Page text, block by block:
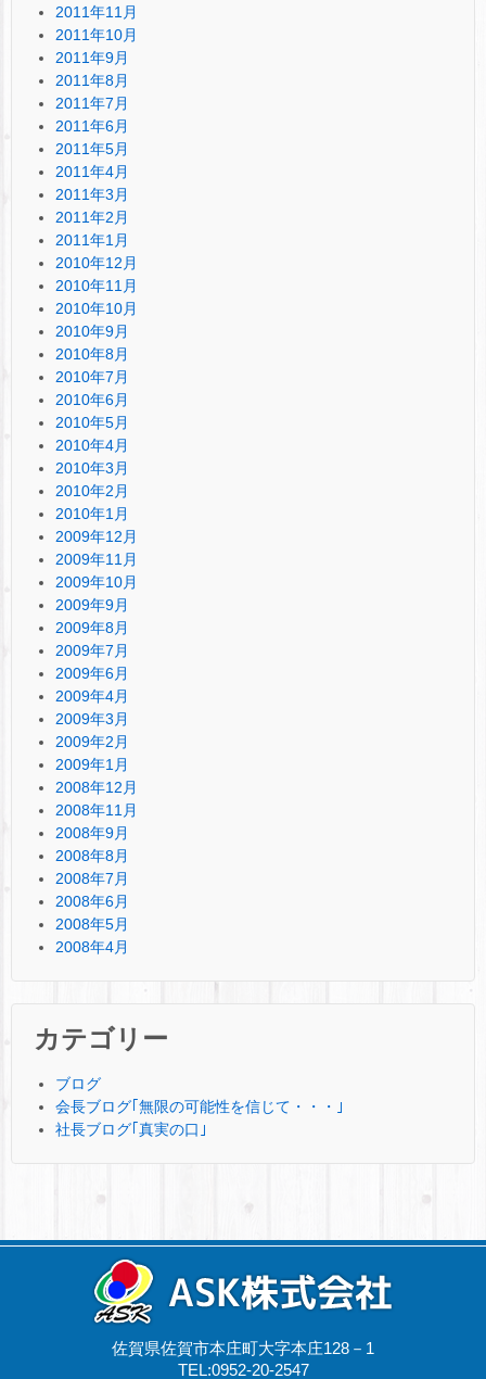
2011年11月
2011年10月
2011年9月
2011年8月
2011年7月
2011年6月
2011年5月
2011年4月
2011年3月
2011年2月
2011年1月
2010年12月
2010年11月
2010年10月
2010年9月
2010年8月
2010年7月
2010年6月
2010年5月
2010年4月
2010年3月
2010年2月
2010年1月
2009年12月
2009年11月
2009年10月
2009年9月
2009年8月
2009年7月
2009年6月
2009年4月
2009年3月
2009年2月
2009年1月
2008年12月
2008年11月
2008年9月
2008年8月
2008年7月
2008年6月
2008年5月
2008年4月
カテゴリー
ブログ
会長ブログ｢無限の可能性を信じて・・・｣
社長ブログ｢真実の口｣
佐賀県佐賀市本庄町大字本庄128－1
TEL:0952-20-2547